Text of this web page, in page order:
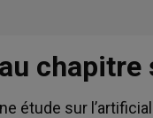
étude sur